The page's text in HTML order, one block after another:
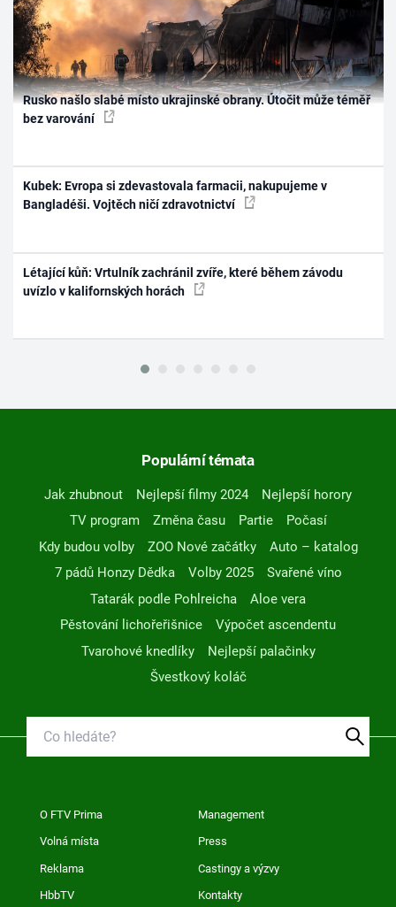
Rusko našlo slabé místo ukrajinské obrany. Útočit může téměř
bez varování
Kubek: Evropa si zdevastovala farmacii, nakupujeme v
Bangladéši. Vojtěch ničí zdravotnictví
Létající kůň: Vrtulník zachránil zvíře, které během závodu
uvízlo v kalifornských horách
Populární témata
Jak zhubnout Nejlepší filmy 2024
Nejlepší horory
TV program
Změna času Partie
Počasí
Kdy budou volby
ZOO Nové začátky
Auto – katalog
7 pádů Honzy Dědka
Volby 2025
Svařené víno
Tatarák podle Pohlreicha
Aloe vera
Pěstování lichořeřišnice
Výpočet ascendentu
Tvarohové knedlíky
Nejlepší palačinky
Švestkový koláč
O FTV Prima Management
Volná místa Press
Reklama Castingy a výzvy
HbbTV Kontakty